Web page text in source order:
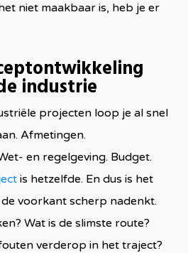
niet maakbaar is, heb je er
industrie
projecten loop je al snel
Afmetingen.
en regelgeving. Budget.
is hetzelfde. En dus is het
voorkant scherp nadenkt.
Wat is de slimste route?
verderop in het traject?